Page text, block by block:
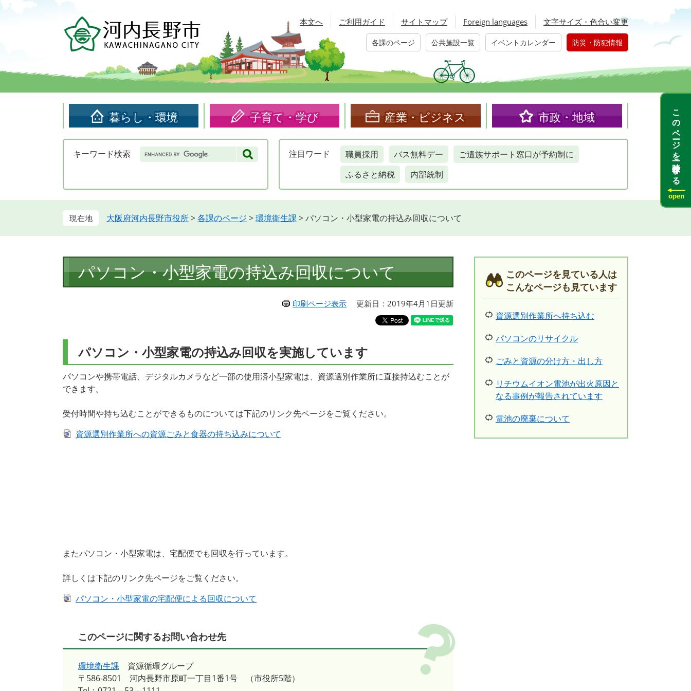
頭
す。
飛
し
本文へ ご利用ガイド サイトマップ Foreign languages 文字サイズ・色合い変更
各課のページ 公共施設一覧 イベントカレンダー 防災・防犯情報
暮らし・環境 子育て・学び 産業・ビジネス 市政・地域
キーワード検索 Google
カ
検
注目 ワード 職員採用 バス無料デー
ご遺族サポート窓口が予約制に
ふるさと納税
内部統制
大阪府河内長野市役所>各課のページ >環境衛生課 >パソコン・小型家電の持込み回収について
文
パソコン・小型家電の持込み回収について
印刷ページ表示 更新日：2019年4月1日更新
パソコン・小型家電の持込み回収を実施しています
パソコンや携帯電話、デジタルカメラなど一部の使用済小型家電は、資源選別作業所に直接持込むことが
できます。
受付時間や持ち込むことができるものについては下記のリンク先ページをご覧ください。
資源選別作業所への資源ごみと食器の持ち込みについて
またパソコン・小型家電は、宅配便でも回収を行っています。
詳しくは下記のリンク先ページをご覧ください。
パソコン・小型家電の宅配便による回収について
このページに関するお問い合わせ先
環境衛生課
資源循環グループ
〒586-8501
河内長野市原町一丁目1番1号 （市役所5階）
このページを見ている人は
こんなページも見ています
資源選別作業所へ持ち込む
パソコンのリサイクル
ごみと資源の分け方・出し方
リチウムイオン電池が出火原因と
なる事例が報告されています
電池の廃棄について
このページを一時保存する